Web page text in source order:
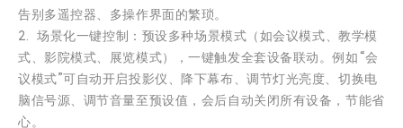
告别多遥控器、多操作界面的繁琐。
2. 场景化一键控制：预设多种场景模式（如会议模式、教学模
式、影院模式、展览模式），一键触发全套设备联动。例如“会
议模式”可自动开启投影仪、降下幕布、调节灯光亮度、切换电
脑信号源、调节音量至预设值，会后自动关闭所有设备，节能省
心。